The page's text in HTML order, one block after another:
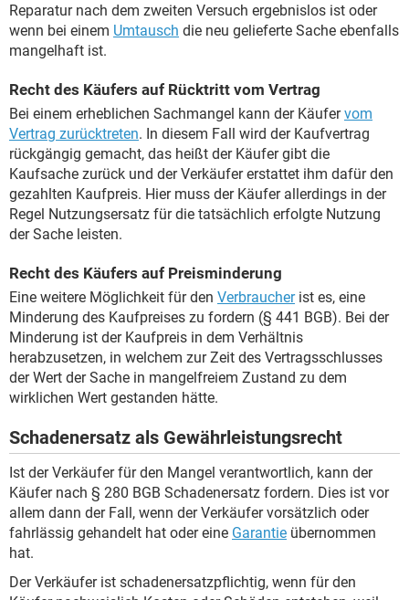
Reparatur nach dem zweiten Versuch ergebnislos ist oder
wenn bei einem Umtausch die neu gelieferte Sache ebenfalls
mangelhaft ist.
Recht des Käufers auf Rücktritt vom Vertrag
Bei einem erheblichen Sachmangel kann der Käufervom
Vertrag zurücktreten. In diesem Fall wird der Kaufvertrag
rückgängig gemacht, das heißt der Käufer gibt die
Kaufsache zurück und der Verkäufer erstattet ihm dafür den
gezahlten Kaufpreis. Hier muss der Käufer allerdings in der
Regel Nutzungsersatz für die tatsächlich erfolgte Nutzung
der Sache leisten.
Recht des Käufers auf Preisminderung
Eine weitere Möglichkeit für den Verbraucherist es, eine
Minderung des Kaufpreises zu fordern (§ 441 BGB). Bei der
Minderung ist der Kaufpreis in dem Verhältnis
herabzusetzen, in welchem zur Zeit des Vertragsschlusses
der Wert der Sache in mangelfreiem Zustand zu dem
wirklichen Wert gestanden hätte.
Schadenersatz als Gewährleistungsrecht
Ist der Verkäufer für den Mangel verantwortlich, kann der
Käufer nach § 280 BGB Schadenersatz fordern. Dies ist vor
allem dann der Fall, wenn der Verkäufer vorsätzlich oder
fahrlässig gehandelt hat oder eine Garantie übernommen
hat.
Der Verkäufer ist schadenersatzpflichtig, wenn für den